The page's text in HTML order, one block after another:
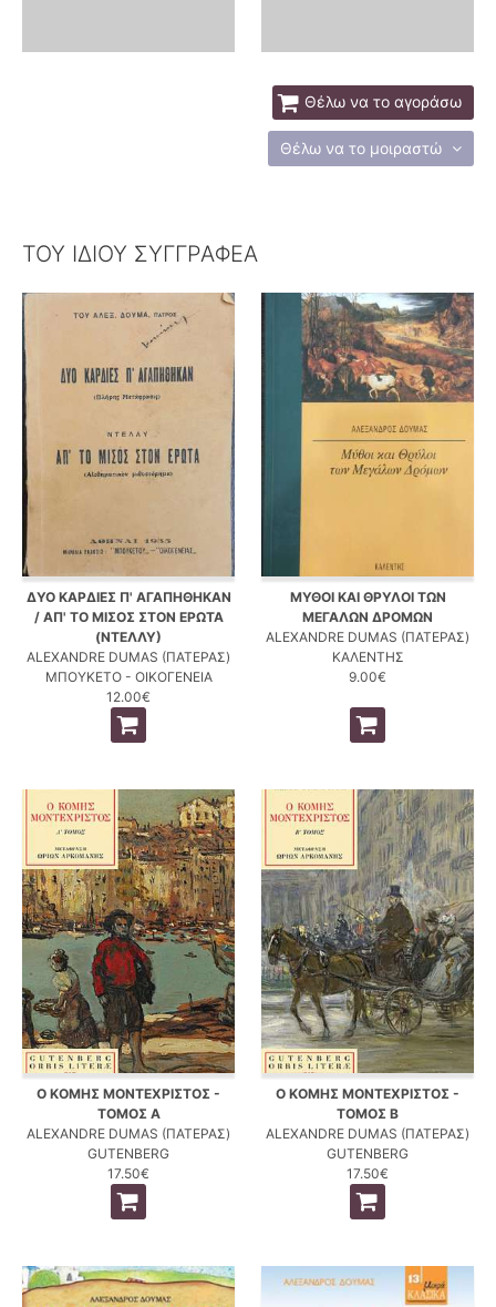
Θέλω να το αγοράσω
Θέλω να το μοιραστώ
ΤΟΥ ΙΔΙΟΥ ΣΥΓΓΡΑΦΕΑ
ΔΥΟ ΚΑΡΔΙΕΣ Π' ΑΓΑΠΗΘΗΚΑΝ
/ ΑΠ' ΤΟ ΜΙΣΟΣ ΣΤΟΝ ΕΡΩΤΑ
(ΝΤΕΛΛΥ)
ALEXANDRE DUMAS (ΠΑΤΕΡΑΣ)
ΜΠΟΥΚΕΤΟ - ΟΙΚΟΓΕΝΕΙΑ
12.00€
ΜΥΘΟΙ ΚΑΙ ΘΡΥΛΟΙ ΤΩΝ
ΜΕΓΑΛΩΝ ΔΡΟΜΩΝ
ALEXANDRE DUMAS (ΠΑΤΕΡΑΣ)
ΚΑΛΕΝΤΗΣ
9.00€
Ο ΚΟΜΗΣ ΜΟΝΤΕΧΡΙΣΤΟΣ -
ΤΟΜΟΣ Α
ALEXANDRE DUMAS (ΠΑΤΕΡΑΣ)
GUTENBERG
17.50€
Ο ΚΟΜΗΣ ΜΟΝΤΕΧΡΙΣΤΟΣ -
ΤΟΜΟΣ Β
ALEXANDRE DUMAS (ΠΑΤΕΡΑΣ)
GUTENBERG
17.50€